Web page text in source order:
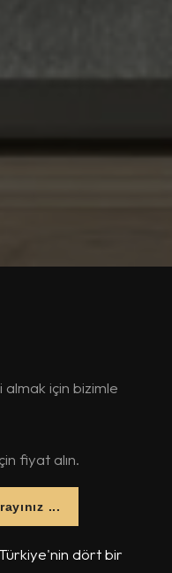
almak için bizimle
fiyat alın.
...
dört bir